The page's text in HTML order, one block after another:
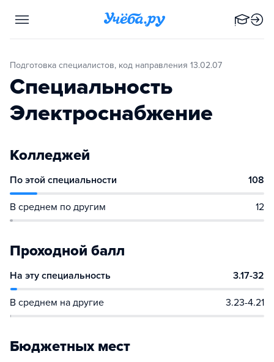
Подготовка специалистов, код направления 13.02.07
Специальность
Электроснабжение
Колледжей
По этой специальности 108
В среднем по другим 12
Проходной балл
На эту специальность 3.17-32
В среднем на другие 3.23-4.21
Бюджетных мест